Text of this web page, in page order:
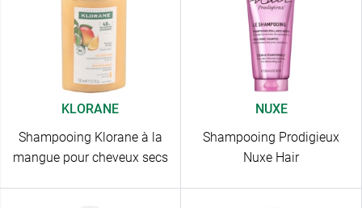
KLORANE
Shampooing Klorane à la
mangue pour cheveux secs
NUXE
Shampooing Prodigieux
Nuxe Hair